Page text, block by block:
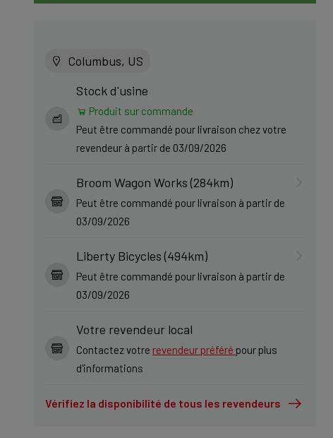
Columbus, US
Stock d'usine
Produit sur commande
Peut être commandé pour livraison chez votre
revendeur à partir de 03/09/2026
Broom Wagon Works (284km)
Peut être commandé pour livraison à partir de
03/09/2026
Liberty Bicycles (494km)
Peut être commandé pour livraison à partir de
03/09/2026
Votre revendeur local
Contactez votre revendeur préféré pour plus
d'informations
Vérifiez la disponibilité de tous les revendeurs